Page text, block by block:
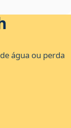
água ou perda